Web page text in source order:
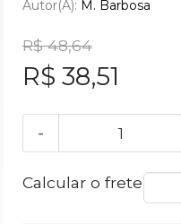
Autor(a): M. Barbosa
R$ 48,64
R$ 38,51
-
Calcular o frete